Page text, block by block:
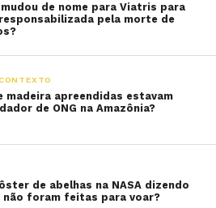
de nome para Viatris para
pela morte de
madeira apreendidas estavam
de ONG na Amazônia?
de abelhas na NASA dizendo
não foram feitas para voar?